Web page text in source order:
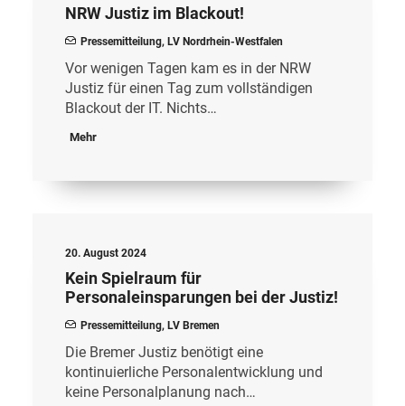
NRW Justiz im Blackout!
Pressemitteilung, LV Nordrhein-Westfalen
Vor wenigen Tagen kam es in der NRW
Justiz für einen Tag zum vollständigen
Blackout der IT. Nichts…
Mehr
20. August 2024
Kein Spielraum für
Personaleinsparungen bei der Justiz!
Pressemitteilung, LV Bremen
Die Bremer Justiz benötigt eine
kontinuierliche Personalentwicklung und
keine Personalplanung nach…